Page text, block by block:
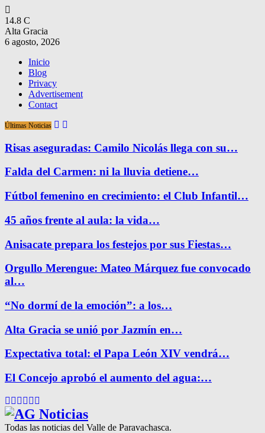
14.8 C
Alta Gracia
6 agosto, 2026
Inicio
Blog
Privacy
Advertisement
Contact
Últimas Noticias
Risas aseguradas: Camilo Nicolás llega con su…
Falda del Carmen: ni la lluvia detiene…
Fútbol femenino en crecimiento: el Club Infantil…
45 años frente al aula: la vida…
Anisacate prepara los festejos por sus Fiestas…
Orgullo Merengue: Mateo Márquez fue convocado
al…
“No dormí de la emoción”: a los…
Alta Gracia se unió por Jazmín en…
Expectativa total: el Papa León XIV vendrá…
El Concejo aprobó el aumento del agua:…
Facebook
Twitter
Instagram
Pinterest
Google
Todas las noticias del Valle de Paravachasca.